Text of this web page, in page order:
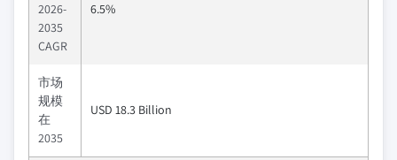
2026-
2035
CAGR
6.5%
市场
规模
在
2035
USD 18.3 Billion